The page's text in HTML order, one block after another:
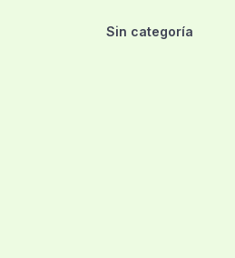
Sin categoría